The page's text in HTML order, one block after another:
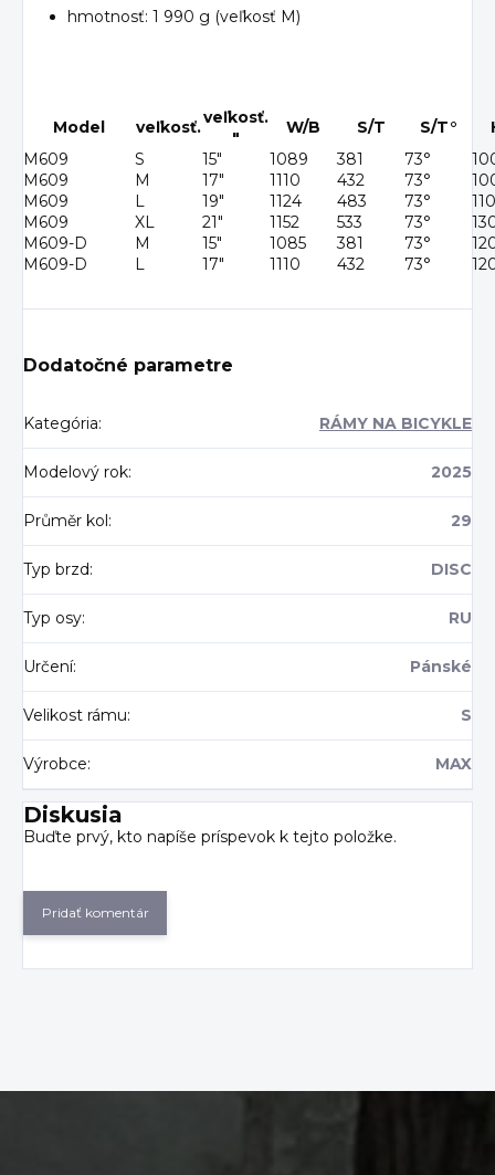
hmotnosť: 1 990 g (veľkosť M)
Model veľkosť.veľkosť.
"
W/B S/T S/T°
M609
S 15" 1089 381 73°
M609
M 17" 1110 432 73°
M609
L 19" 1124 483 73°
110
M609
XL 21" 1152 533 73°
M609-D
M 15" 1085 381 73°
M609-D
L 17" 1110 432 73°
Dodatočné parametre
Kategória: RÁMY NA BICYKLE
Modelový rok: 2025
Průměr kol : 29
Typ brzd: DISC
Typ osy: RU
Určení: Pánské
Velikost rámu: S
Výrobce: MAX
Diskusia
Buďte prvý, kto napíše príspevok k tejto položke.
Pridať komentár